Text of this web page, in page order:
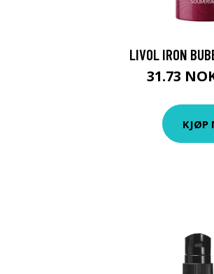
LIVOL IRON
31.73
KJØP